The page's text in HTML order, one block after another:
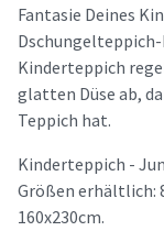
Fantasie Deines
Kinderteppich
glatten Düse ab,
Teppich hat.
Kinderteppich -
Größen erhältlich:
160x230cm.